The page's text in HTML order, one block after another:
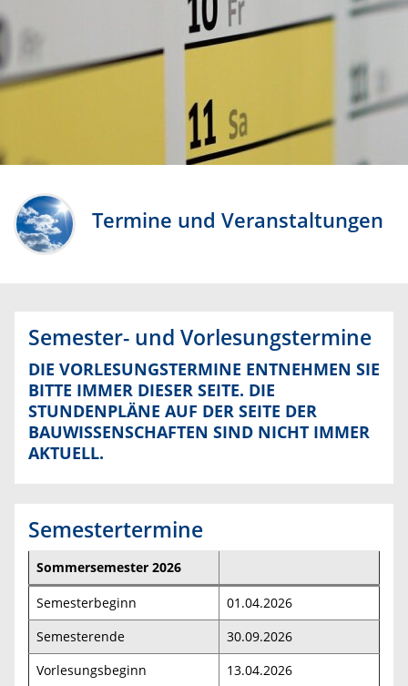
Termine und Veranstaltungen
Semester- und Vorlesungstermine
DIE VORLESUNGSTERMINE ENTNEHMEN SIE
BITTE IMMER DIESER SEITE. DIE
STUNDENPLÄNE AUF DER SEITE DER
BAUWISSENSCHAFTEN SIND NICHT IMMER
AKTUELL.
Semestertermine
Sommersemester 2026
Semesterbeginn
01.04.2026
Semesterende
30.09.2026
Vorlesungsbeginn
13.04.2026